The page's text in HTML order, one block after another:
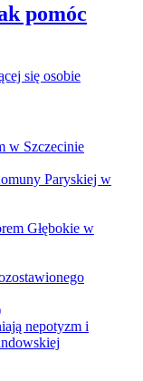
pomóc
w Szczecinie
Paryskiej w
Głębokie w
nepotyzm i